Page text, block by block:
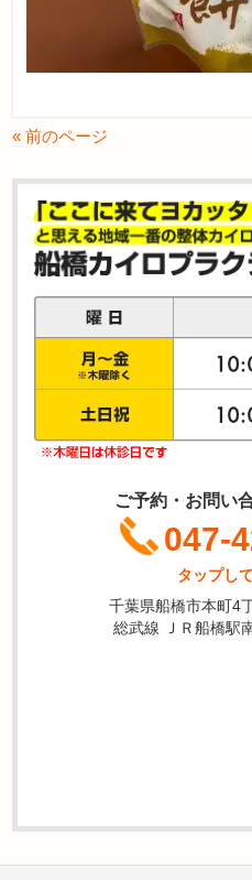
« 前のページ
ご予約・お問い
047-
タップし
千葉県船橋市本町4
総武線 ＪＲ船橋駅